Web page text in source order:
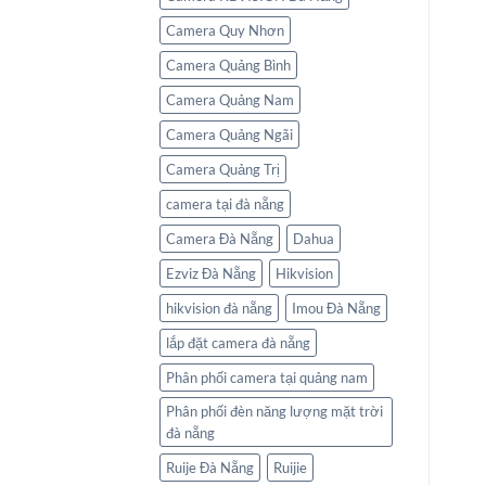
Camera Quy Nhơn
Camera Quảng Bình
Camera Quảng Nam
Camera Quảng Ngãi
Camera Quảng Trị
camera tại đà nẵng
Camera Đà Nẵng
Dahua
Ezviz Đà Nẵng
Hikvision
hikvision đà nẵng
Imou Đà Nẵng
lắp đặt camera đà nẵng
Phân phối camera tại quảng nam
Phân phối đèn năng lượng mặt trời
đà nẵng
Ruije Đà Nẵng
Ruijie